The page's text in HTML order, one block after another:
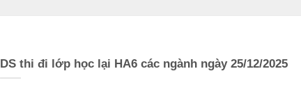
DS thi đi lớp học lại HA6 các ngành ngày 25/12/2025